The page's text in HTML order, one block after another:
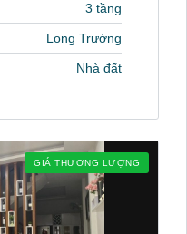
3 tầng
Long Trường
Nhà đất
GIÁ THƯƠNG LƯỢNG